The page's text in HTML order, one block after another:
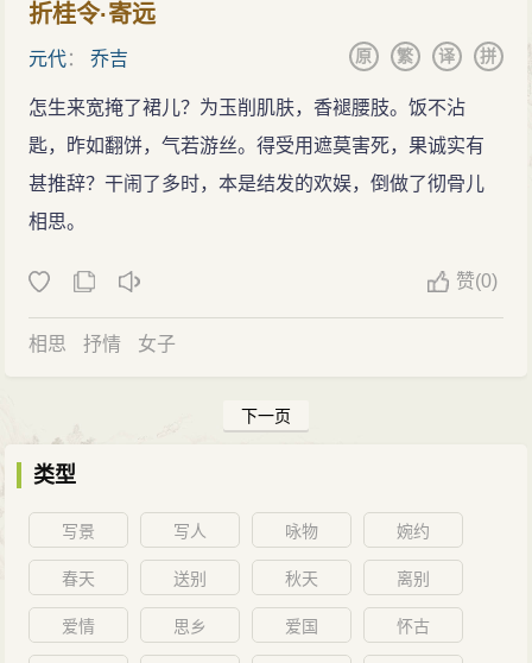
折桂令·寄远
元代：乔吉 拼
译
繁
原
怎生来宽掩了裙儿？为玉削肌肤，香褪腰肢。饭不沾
匙，昨如翻饼，气若游丝。得受用遮莫害死，果诚实有
甚推辞？干闹了多时，本是结发的欢娱，倒做了彻骨儿
相思。
赞(0)
相思 抒情 女子
下一页
类型
写景 写人 咏物 婉约
春天 送别 秋天 离别
爱情 思乡 爱国 怀古